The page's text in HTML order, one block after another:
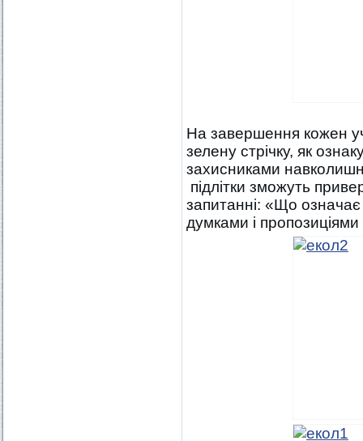
На завершення кожен
зелену стрічку, як
захисниками
підлітки зможуть
запитанні: «Що
думками і